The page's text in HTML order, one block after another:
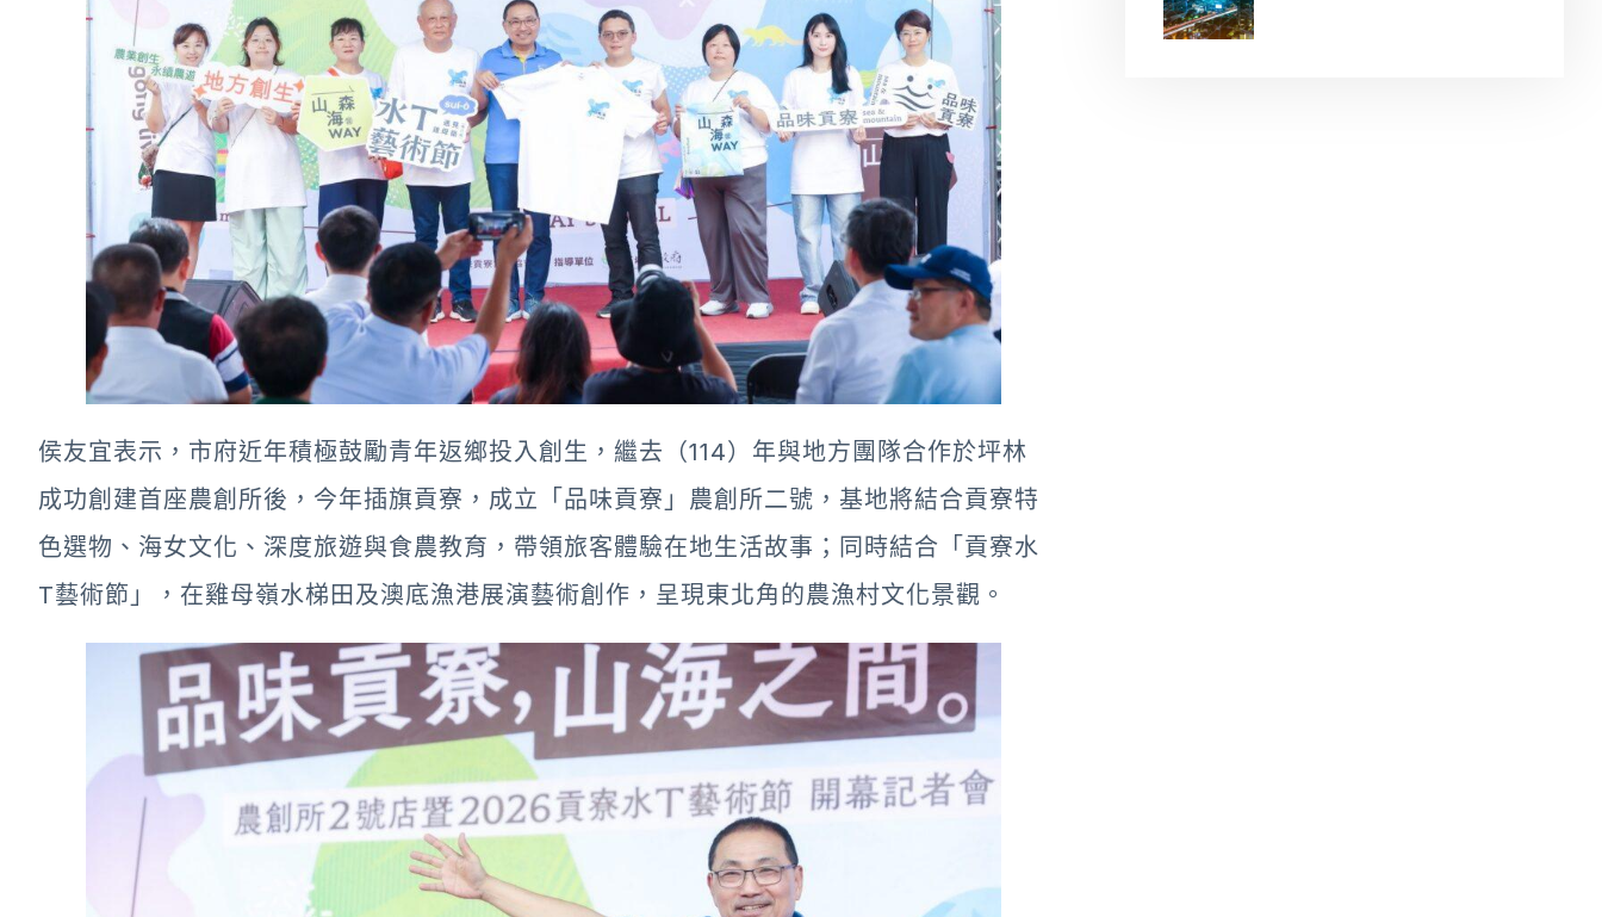
侯友宜表示，市府近年積極鼓勵青年返鄉投入創生，繼去（114）年與地方團隊合作於坪林
成功創建首座農創所後，今年插旗貢寮，成立「品味貢寮」農創所二號，基地將結合貢寮特
色選物、海女文化、深度旅遊與食農教育，帶領旅客體驗在地生活故事；同時結合「貢寮水
T藝術節」，在雞母嶺水梯田及澳底漁港展演藝術創作，呈現東北角的農漁村文化景觀。